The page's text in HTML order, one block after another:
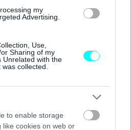
my
Advertising.
Use,
Sharing of my
Unrelated with the
collected.
to enable storage
like cookies on web or